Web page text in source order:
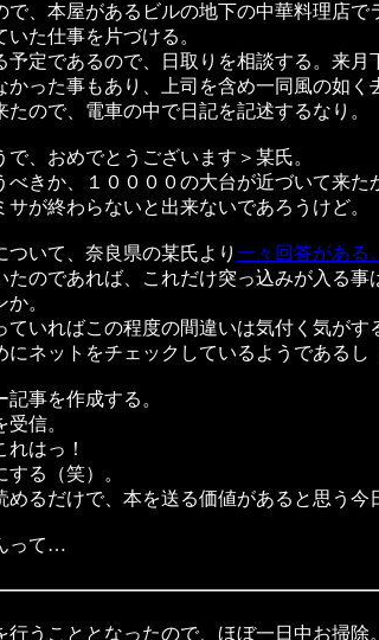
、本屋があるビルの地下の中華料理店で
た仕事を片づける。
定であるので、日取りを相談する。来月
った事もあり、上司を含め一同風の如く
ので、電車の中で日記を記述するなり。
で、おめでとうございます＞某氏。
きか、１００００の大台が近づいて来た
が終わらないと出来ないであろうけど。
いて、奈良県の某氏より 一々回答がある。
のであれば、これだけ突っ込みが入る
。
いればこの程度の間違いは気付く気が
ネットをチェックしているようであるし
事を作成する。
信。
はっ！
る（笑）。
るだけで、本を送る価値があると思う今
って…
うこととなったので、ほぼ一日中お掃除。